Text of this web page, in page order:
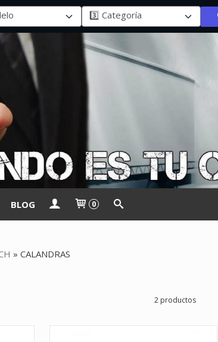
BLOG 0
» CALANDRAS
2 productos